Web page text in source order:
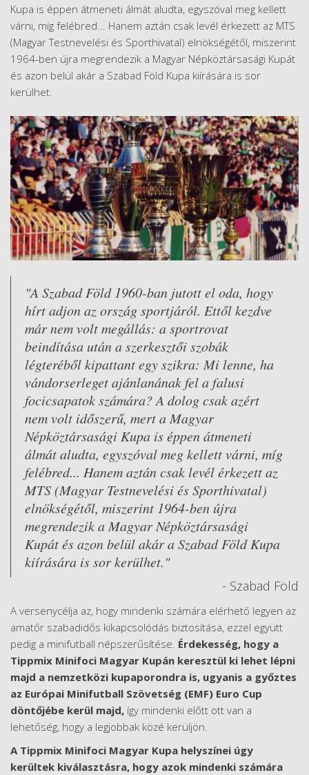
Kupa is éppen átmeneti álmát aludta, egyszóval meg kellett
várni, míg felébred... Hanem aztán csak levél érkezett az MTS
(Magyar Testnevelési és Sporthivatal) elnökségétől, miszerint
1964-ben újra megrendezik a Magyar Népköztársasági Kupát
és azon belül akár a Szabad Föld Kupa kiírására is sor
kerülhet.
"A Szabad Föld 1960-ban jutott el oda, hogy
hírt adjon az ország sportjáról. Ettől kezdve
már nem volt megállás: a sportrovat
beindítása után a szerkesztői szobák
légteréből kipattant egy szikra: Mi lenne, ha
vándorserleget ajánlanának fel a falusi
focicsapatok számára? A dolog csak azért
nem volt időszerű, mert a Magyar
Népköztársasági Kupa is éppen átmeneti
álmát aludta, egyszóval meg kellett várni, míg
felébred... Hanem aztán csak levél érkezett az
MTS (Magyar Testnevelési és Sporthivatal)
elnökségétől, miszerint 1964-ben újra
megrendezik a Magyar Népköztársasági
Kupát és azon belül akár a Szabad Föld Kupa
kiírására is sor kerülhet."
- Szabad Föld
A versenycélja az, hogy mindenki számára elérhető legyen az
amatőr szabadidős kikapcsolódás biztosítása, ezzel együtt
pedig a minifutball népszerűsítése. Érdekesség, hogy a
Tippmix Minifoci Magyar Kupán keresztül ki lehet lépni
majd a nemzetközi kupaporondra is, ugyanis a győztes
az Európai Minifutball Szövetség (EMF) Euro Cup
döntőjébe kerül majd, így mindenki előtt ott van a
lehetőség, hogy a legjobbak közé kerüljön.
A Tippmix Minifoci Magyar Kupa helyszínei úgy
kerültek kiválasztásra, hogy azok mindenki számára